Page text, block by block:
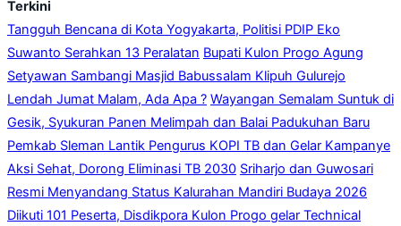
Terkini
Tangguh Bencana di Kota Yogyakarta, Politisi PDIP Eko
Suwanto Serahkan 13 Peralatan Bupati Kulon Progo Agung
Setyawan Sambangi Masjid Babussalam Klipuh Gulurejo
Lendah Jumat Malam, Ada Apa ? Wayangan Semalam Suntuk di
Gesik, Syukuran Panen Melimpah dan Balai Padukuhan Baru
Pemkab Sleman Lantik Pengurus KOPI TB dan Gelar Kampanye
Aksi Sehat, Dorong Eliminasi TB 2030 Sriharjo dan Guwosari
Resmi Menyandang Status Kalurahan Mandiri Budaya 2026
Diikuti 101 Peserta, Disdikpora Kulon Progo gelar Technical